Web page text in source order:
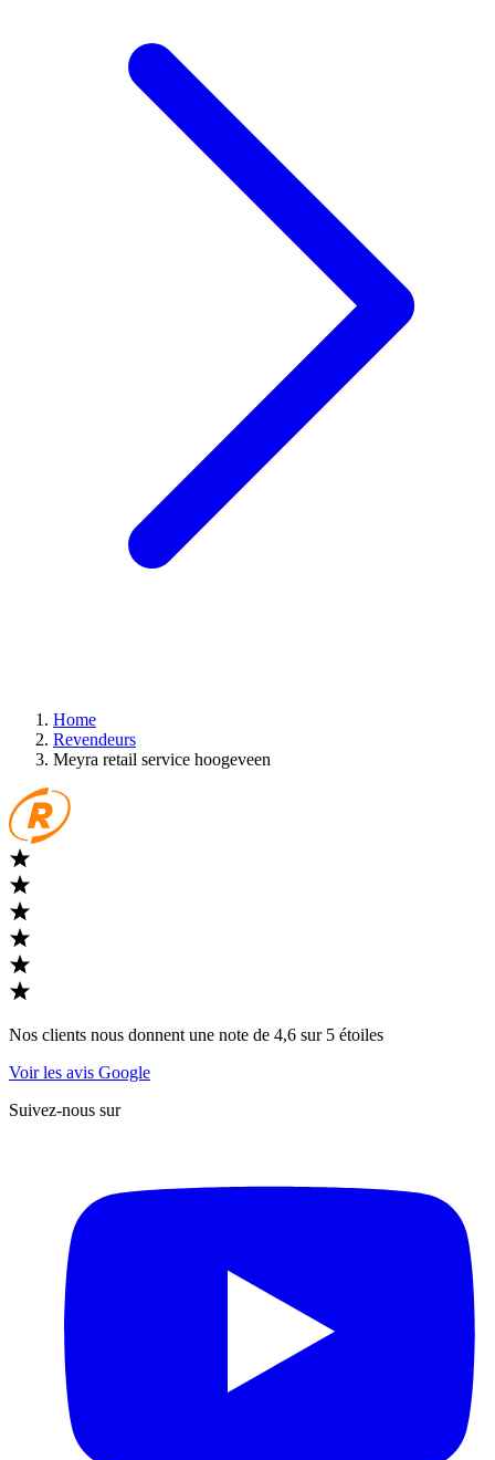
Home
Revendeurs
Meyra retail service hoogeveen
Nos clients nous donnent une note de 4,6 sur 5 étoiles
Voir les avis Google
Suivez-nous sur